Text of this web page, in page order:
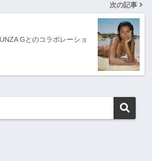
次の記事
Gとのコラボレーショ